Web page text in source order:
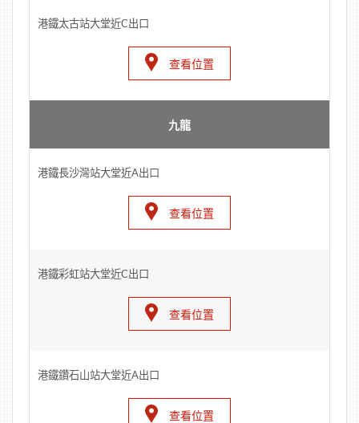
港鐵太古站大堂近C出口
查看位置
九龍
港鐵長沙灣站大堂近A出口
查看位置
港鐵彩虹站大堂近C出口
查看位置
港鐵鑽石山站大堂近A出口
查看位置